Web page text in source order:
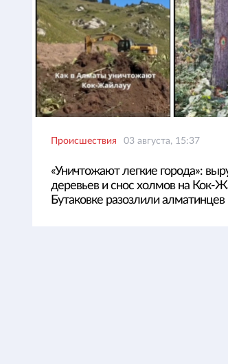
Происшествия 03 августа, 15:37
«Уничтожают легкие города»:
деревьев и снос холмов на Кок-
Бутаковке разозлили алматинцев